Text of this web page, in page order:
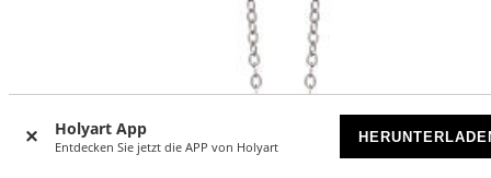
Holyart App
Entdecken Sie jetzt die APP von Holyart